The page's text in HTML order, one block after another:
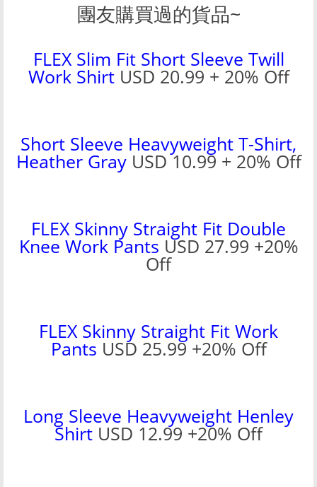
團友購買過的貨品~
FLEX Slim Fit Short Sleeve Twill
Work ShirtUSD 20.99 + 20% Off
Short Sleeve Heavyweight T-Shirt,
Heather GrayUSD 10.99 + 20% Off
FLEX Skinny Straight Fit Double
Knee Work Pants USD 27.99 +20%
Off
FLEX Skinny Straight Fit Work
Pants USD 25.99 +20% Off
Long Sleeve Heavyweight Henley
Shirt USD 12.99 +20% Off